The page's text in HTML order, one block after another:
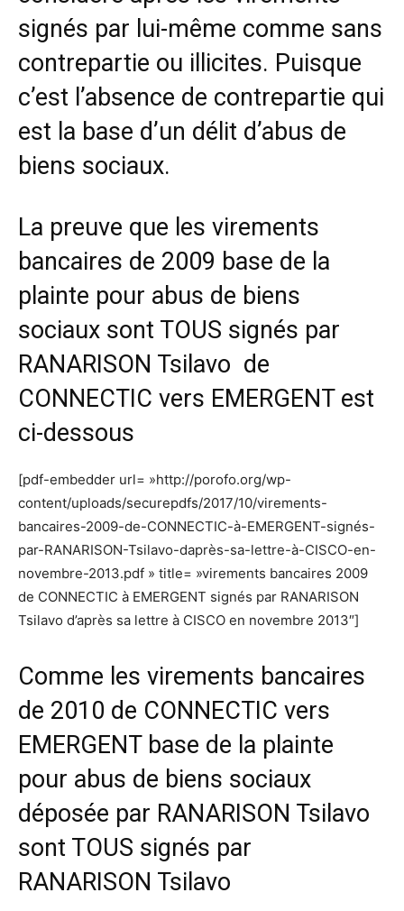
signés par lui-même comme sans
contrepartie ou illicites. Puisque
c’est l’absence de contrepartie qui
est la base d’un délit d’abus de
biens sociaux.
La preuve que les virements
bancaires de 2009 base de la
plainte pour abus de biens
sociaux sont TOUS signés par
RANARISON Tsilavo de
CONNECTIC vers EMERGENT est
ci-dessous
[pdf-embedder url= »http://porofo.org/wp-
content/uploads/securepdfs/2017/10/virements-
bancaires-2009-de-CONNECTIC-à-EMERGENT-signés-
par-RANARISON-Tsilavo-daprès-sa-lettre-à-CISCO-en-
novembre-2013.pdf » title= »virements bancaires 2009
de CONNECTIC à EMERGENT signés par RANARISON
Tsilavo d’après sa lettre à CISCO en novembre 2013″]
Comme les virements bancaires
de 2010 de CONNECTIC vers
EMERGENT base de la plainte
pour abus de biens sociaux
déposée par RANARISON Tsilavo
sont TOUS signés par
RANARISON Tsilavo